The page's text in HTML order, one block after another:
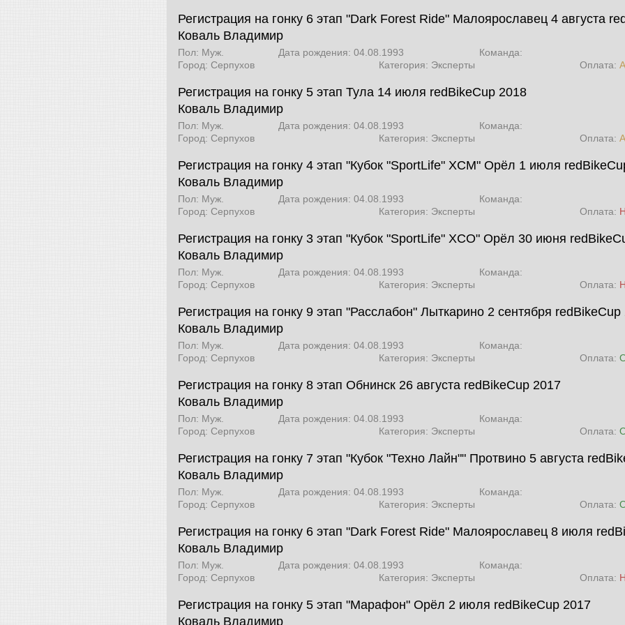
Регистрация на гонку 6 этап "Dark Forest Ride" Малоярославец 4 августа
Коваль Владимир
Пол: Муж. Дата рождения: 04.08.1993
Команда:
Город: Серпухов
Категория: Эксперты Оплата:
Регистрация на гонку 5 этап Тула 14 июля redBikeCup 2018
Коваль Владимир
Пол: Муж. Дата рождения: 04.08.1993
Команда:
Город: Серпухов
Категория: Эксперты Оплата:
Регистрация на гонку 4 этап "Кубок "SportLife" XCM" Орёл 1 июля
Коваль Владимир
Пол: Муж. Дата рождения: 04.08.1993
Команда:
Город: Серпухов
Категория: Эксперты Оплата:
Регистрация на гонку 3 этап "Кубок "SportLife" XCO" Орёл 30 июня
Коваль Владимир
Пол: Муж. Дата рождения: 04.08.1993
Команда:
Город: Серпухов
Категория: Эксперты Оплата:
Регистрация на гонку 9 этап "Расслабон" Лыткарино 2 сентября redBikeCup
Коваль Владимир
Пол: Муж. Дата рождения: 04.08.1993
Команда:
Город: Серпухов
Категория: Эксперты Оплата:
Регистрация на гонку 8 этап Обнинск 26 августа redBikeCup 2017
Коваль Владимир
Пол: Муж. Дата рождения: 04.08.1993
Команда:
Город: Серпухов
Категория: Эксперты Оплата:
Регистрация на гонку 7 этап "Кубок "Техно Лайн"" Протвино 5 августа
Коваль Владимир
Пол: Муж. Дата рождения: 04.08.1993
Команда:
Город: Серпухов
Категория: Эксперты Оплата:
Регистрация на гонку 6 этап "Dark Forest Ride" Малоярославец 8 июля
Коваль Владимир
Пол: Муж. Дата рождения: 04.08.1993
Команда:
Город: Серпухов
Категория: Эксперты Оплата:
Регистрация на гонку 5 этап "Марафон" Орёл 2 июля redBikeCup 2017
Коваль Владимир